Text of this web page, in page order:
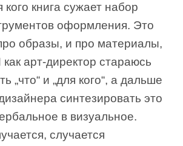
книга сужает набор
оформления. Это
образы, и про материалы,
арт-директор стараюсь
„что“ и „для кого“, а дальше
синтезировать это
в визуальное.
случается